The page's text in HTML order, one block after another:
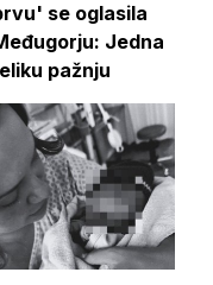
se oglasila
Jedna
pažnju